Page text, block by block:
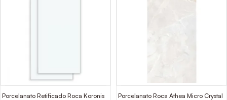
Porcelanato Retificado Roca Koronis
Porcelanato Roca Athea Micro Crystal